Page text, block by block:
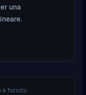
una
è fornito